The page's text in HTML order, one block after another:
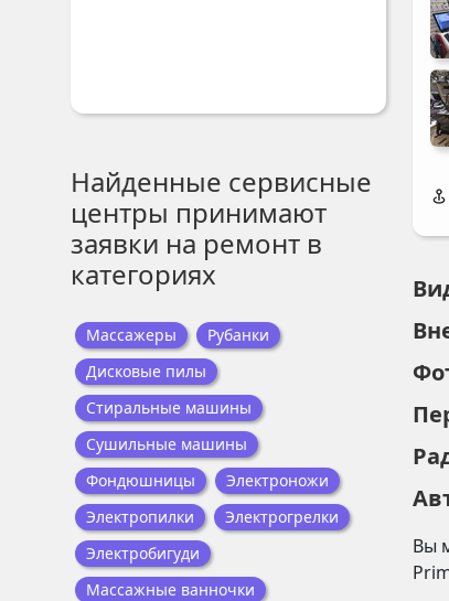
Найденные сервисные
центры принимают
заявки на ремонт в
категориях
Массажеры
Рубанки
Дисковые пилы
Стиральные машины
Сушильные машины
Фондюшницы
Электроножи
Электропилки
Электрогрелки
Электробигуди
Массажные ванночки
Вы